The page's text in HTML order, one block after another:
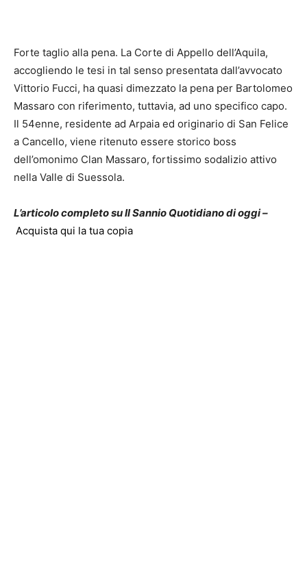
Forte taglio alla pena. La Corte di Appello dell’Aquila,
accogliendo le tesi in tal senso presentata dall’avvocato
Vittorio Fucci, ha quasi dimezzato la pena per Bartolomeo
Massaro con riferimento, tuttavia, ad uno specifico capo.
Il 54enne, residente ad Arpaia ed originario di San Felice
a Cancello, viene ritenuto essere storico boss
dell’omonimo Clan Massaro, fortissimo sodalizio attivo
nella Valle di Suessola.
L’articolo completo su Il Sannio Quotidiano di oggi –
Acquista qui la tua copia